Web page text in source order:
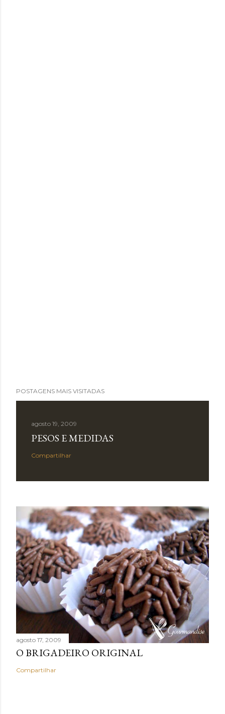
POSTAGENS MAIS VISITADAS
agosto 19, 2009
PESOS E MEDIDAS
Compartilhar
agosto 17, 2009
O BRIGADEIRO ORIGINAL
Compartilhar